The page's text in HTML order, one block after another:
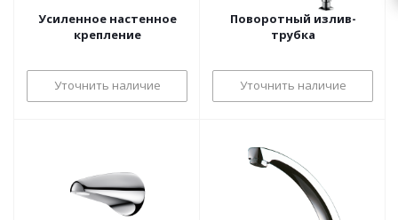
Усиленное настенное
крепление
Уточнить наличие
Поворотный излив-
трубка
Уточнить наличие